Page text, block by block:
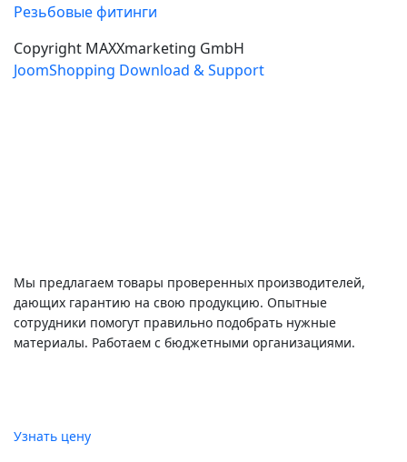
Резьбовые фитинги
Copyright MAXXmarketing GmbH
JoomShopping Download & Support
Мы предлагаем товары проверенных производителей,
дающих гарантию на свою продукцию. Опытные
сотрудники помогут правильно подобрать нужные
материалы. Работаем с бюджетными организациями.
Узнать цену